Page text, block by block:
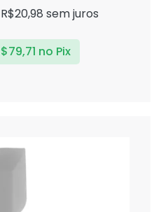
R$20,98 sem juros
79,71 no Pix